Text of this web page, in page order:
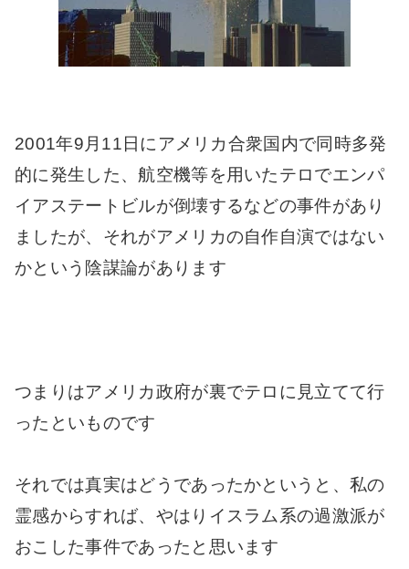
2001年9月11日にアメリカ合衆国内で同時多発
的に発生した、航空機等を用いたテロでエンパ
イアステートビルが倒壊するなどの事件があり
ましたが、それがアメリカの自作自演ではない
かという陰謀論があります
つまりはアメリカ政府が裏でテロに見立てて行
ったといものです
それでは真実はどうであったかというと、私の
霊感からすれば、やはりイスラム系の過激派が
おこした事件であったと思います